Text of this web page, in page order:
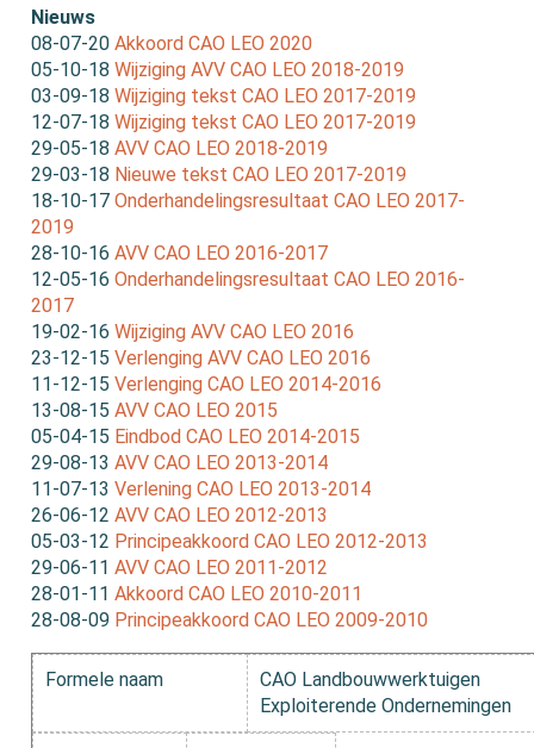
Nieuws
08-07-20Akkoord CAO LEO 2020
05-10-18Wijziging AVV CAO LEO 2018-2019
03-09-18Wijziging tekst CAO LEO 2017-2019
12-07-18Wijziging tekst CAO LEO 2017-2019
29-05-18AVV CAO LEO 2018-2019
29-03-18 Nieuwe tekst CAO LEO 2017-2019
18-10-17Onderhandelingsresultaat CAO LEO 2017-
2019
28-10-16AVV CAO LEO 2016-2017
12-05-16Onderhandelingsresultaat CAO LEO 2016-
2017
19-02-16Wijziging AVV CAO LEO 2016
23-12-15Verlenging AVV CAO LEO 2016
11-12-15Verlenging CAO LEO 2014-2016
13-08-15AVV CAO LEO 2015
05-04-15 Eindbod CAO LEO 2014-2015
29-08-13AVV CAO LEO 2013-2014
11-07-13Verlening CAO LEO 2013-2014
26-06-12AVV CAO LEO 2012-2013
05-03-12 Principeakkoord CAO LEO 2012-2013
29-06-11AVV CAO LEO 2011-2012
28-01-11Akkoord CAO LEO 2010-2011
28-08-09 Principeakkoord CAO LEO 2009-2010
Formele naam
CAO Landbouwwerktuigen
Exploiterende Ondernemingen